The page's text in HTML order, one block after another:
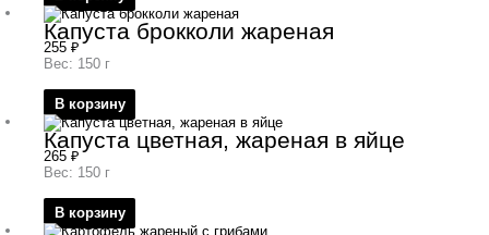
Капуста брокколи жареная
255 ₽
Вес: 150 г
В корзину
Капуста цветная, жареная в яйце
265 ₽
Вес: 150 г
В корзину